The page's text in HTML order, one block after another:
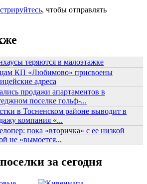
, чтобы отправлять
теряются в малоэтажке
КП «Любимово» присвоены
адреса
продажи апартаментов в
поселке гольф-...
в Тосненском районе выводит в
компания «...
пока «вторичка» с ее низкой
не «вымоется...
за сегодня